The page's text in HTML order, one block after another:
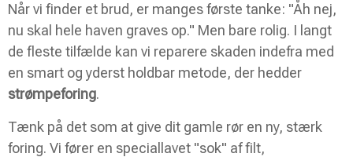
Når vi finder et brud, er manges første tanke: "Åh nej,
nu skal hele haven graves op." Men bare rolig. I langt
de fleste tilfælde kan vi reparere skaden indefra med
en smart og yderst holdbar metode, der hedder
strømpeforing.
Tænk på det som at give dit gamle rør en ny, stærk
foring. Vi fører en speciallavet "sok" af filt,